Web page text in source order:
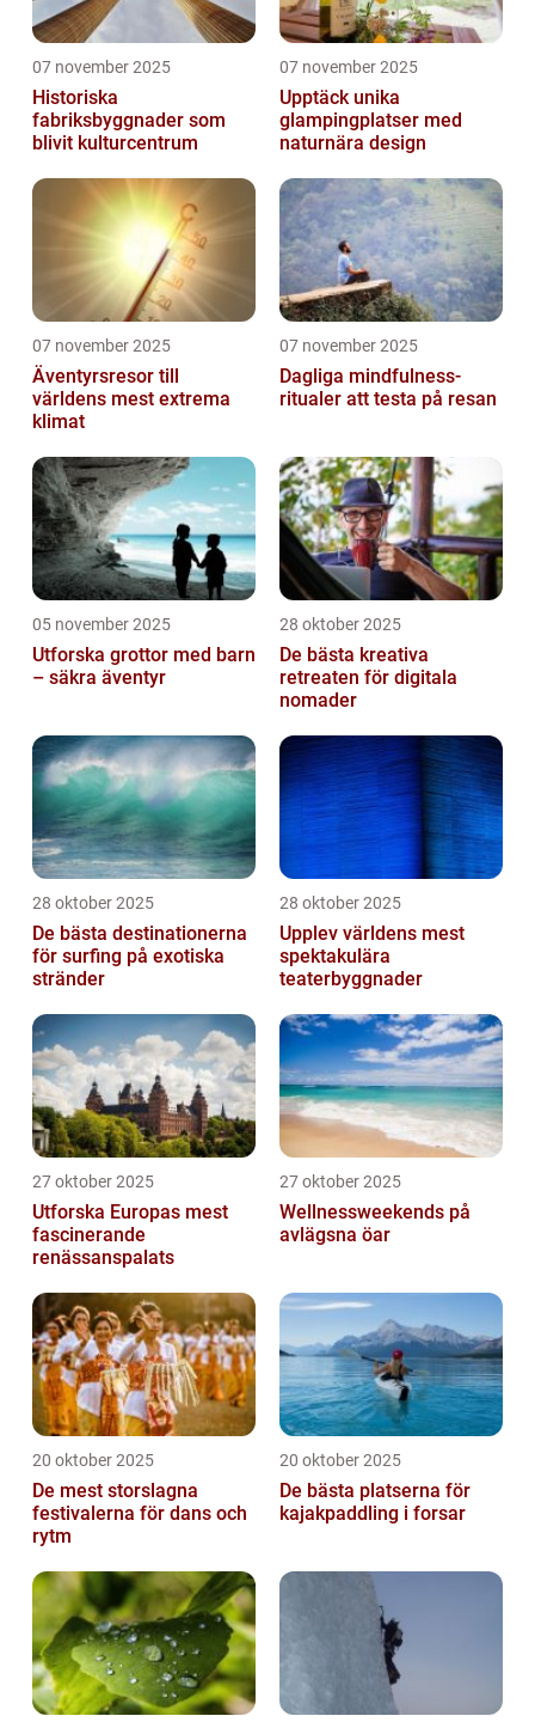
07 november 2025
Historiska
fabriksbyggnader som
blivit kulturcentrum
07 november 2025
Upptäck unika
glampingplatser med
naturnära design
07 november 2025
Äventyrsresor till
världens mest extrema
klimat
07 november 2025
Dagliga mindfulness-
ritualer att testa på resan
05 november 2025
Utforska grottor med barn
– säkra äventyr
28 oktober 2025
De bästa kreativa
retreaten för digitala
nomader
28 oktober 2025
De bästa destinationerna
för surfing på exotiska
stränder
28 oktober 2025
Upplev världens mest
spektakulära
teaterbyggnader
27 oktober 2025
Utforska Europas mest
fascinerande
renässanspalats
27 oktober 2025
Wellnessweekends på
avlägsna öar
20 oktober 2025
De mest storslagna
festivalerna för dans och
rytm
20 oktober 2025
De bästa platserna för
kajakpaddling i forsar